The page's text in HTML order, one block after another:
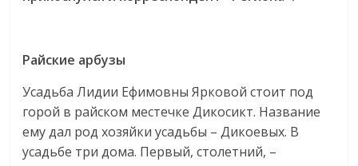
Райские арбузы
Усадьба Лидии Ефимовны Ярковой стоит под
горой в райском местечке Дикосикт. Название
ему дал род хозяйки усадьбы – Дикоевых. В
усадьбе три дома. Первый, столетний, –